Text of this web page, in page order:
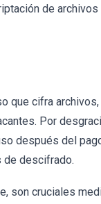
de
que cifra
Por
después del
de descifrado.
son cruciales